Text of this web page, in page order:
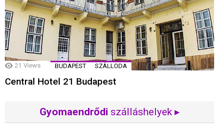
21 Views BUDAPEST SZÁLLODA
Central Hotel 21 Budapest
Gyomaendrődi szálláshelyek ▸